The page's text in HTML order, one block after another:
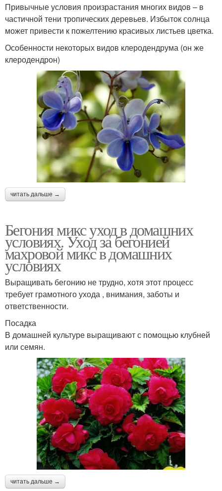
Привычные условия произрастания многих видов – в
частичной тени тропических деревьев. Избыток солнца
может привести к пожелтению красивых листьев цветка.
Особенности некоторых видов клеродендрума (он же
клеродендрон)
читать дальше →
Бегония микс уход в домашних
условиях. Уход за бегонией
махровой микс в домашних
условиях
Выращивать бегонию не трудно, хотя этот процесс
требует грамотного ухода , внимания, заботы и
ответственности.
Посадка
В домашней культуре выращивают с помощью клубней
или семян.
читать дальше →